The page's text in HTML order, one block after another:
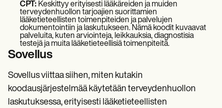
CPT: Keskittyy erityisesti lääkäreiden ja muiden
terveydenhuollon tarjoajien suorittamien
lääketieteellisten toimenpiteiden ja palvelujen
dokumentointiin ja laskutukseen. Nämä koodit kuvaavat
palveluita, kuten arviointeja, leikkauksia, diagnostisia
testejä ja muita lääketieteellisiä toimenpiteitä.
Sovellus
Sovellus viittaa siihen, miten kutakin
koodausjärjestelmää käytetään terveydenhuollon
laskutuksessa, erityisesti lääketieteellisten